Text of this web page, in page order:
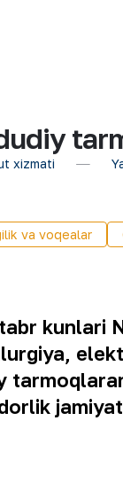
xizmati
va voqealar
kunlari